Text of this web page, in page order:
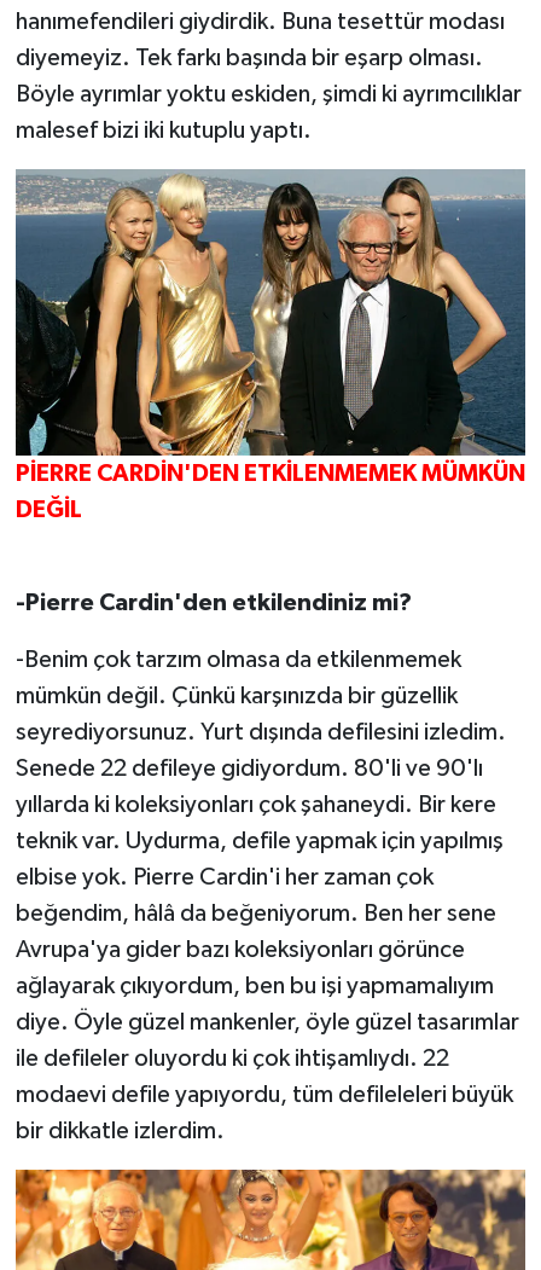
hanımefendileri giydirdik. Buna tesettür modası
diyemeyiz. Tek farkı başında bir eşarp olması.
Böyle ayrımlar yoktu eskiden, şimdi ki ayrımcılıklar
malesef bizi iki kutuplu yaptı.
PİERRE CARDİN'DEN ETKİLENMEMEK MÜMKÜN
DEĞİL
-Pierre Cardin'den etkilendiniz mi?
-Benim çok tarzım olmasa da etkilenmemek
mümkün değil. Çünkü karşınızda bir güzellik
seyrediyorsunuz. Yurt dışında defilesini izledim.
Senede 22 defileye gidiyordum. 80'li ve 90'lı
yıllarda ki koleksiyonları çok şahaneydi. Bir kere
teknik var. Uydurma, defile yapmak için yapılmış
elbise yok. Pierre Cardin'i her zaman çok
beğendim, hâlâ da beğeniyorum. Ben her sene
Avrupa'ya gider bazı koleksiyonları görünce
ağlayarak çıkıyordum, ben bu işi yapmamalıyım
diye. Öyle güzel mankenler, öyle güzel tasarımlar
ile defileler oluyordu ki çok ihtişamlıydı. 22
modaevi defile yapıyordu, tüm defileleleri büyük
bir dikkatle izlerdim.